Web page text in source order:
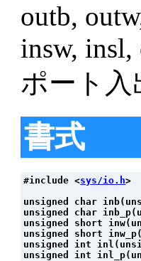
outb,
insw,
ポート入
書式
#include <sys/io.h>
unsigned char
unsigned char
unsigned short
unsigned short
unsigned int
unsigned int